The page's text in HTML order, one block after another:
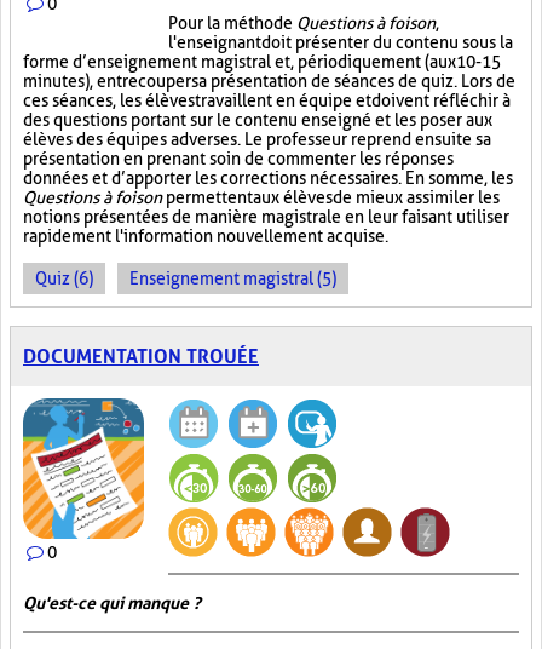
Pour la méthode Questions à foison,
l'enseignant doit présenter du contenu sous la
forme d’enseignement magistral et, périodiquement (aux 10-15
minutes), entrecouper sa présentation de séances de quiz. Lors de
ces séances, les élèves travaillent en équipe et doivent réfléchir à
des questions portant sur le contenu enseigné et les poser aux
élèves des équipes adverses. Le professeur reprend ensuite sa
présentation en prenant soin de commenter les réponses
données et d’apporter les corrections nécessaires. En somme, les
Questions à foisonpermettent aux élèves de mieux assimiler les
notions présentées de manière magistrale en leur faisant utiliser
rapidement l'information nouvellement acquise.
Quiz (6) Enseignement magistral (5)
DOCUMENTATION TROUÉE
0
Qu'est-ce qui manque ?